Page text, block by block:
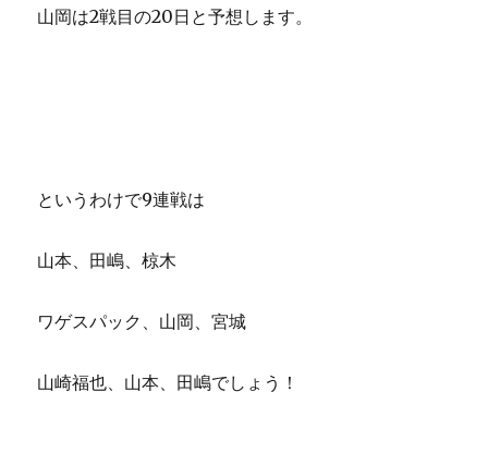
山岡は2戦目の20日と予想します。
というわけで9連戦は
山本、田嶋、椋木
ワゲスパック、山岡、宮城
山崎福也、山本、田嶋でしょう！